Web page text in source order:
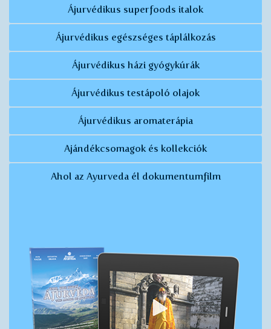
Ájurvédikus superfoods italok
Ájurvédikus egészséges táplálkozás
Ájurvédikus házi gyógykúrák
Ájurvédikus testápoló olajok
Ájurvédikus aromaterápia
Ajándékcsomagok és kollekciók
Ahol az Ayurveda él dokumentumfilm